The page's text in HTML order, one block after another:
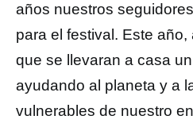
años nuestros
para el festival. Este
que se llevaran a casa
ayudando al planeta y a
vulnerables de nuestro